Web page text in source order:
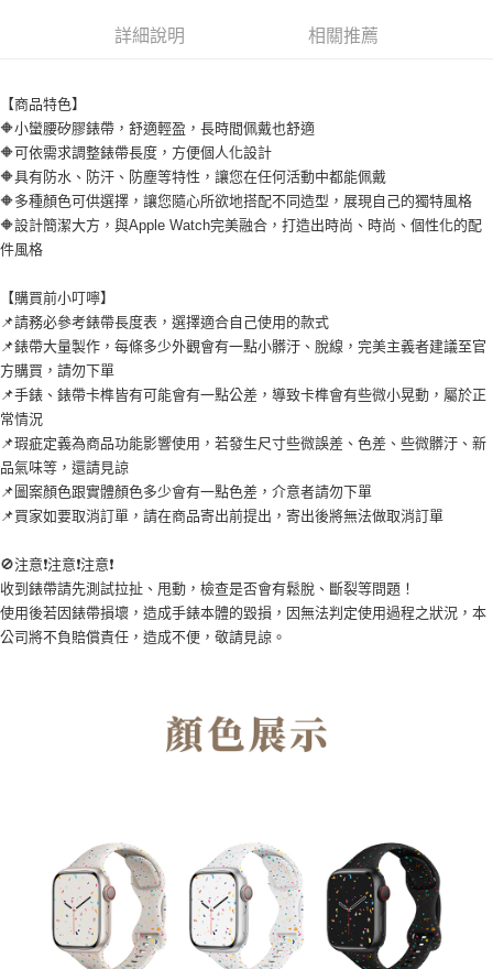
是否繳費成功／繳費後需取消欲退款等相關疑問，請聯繫「AFTEE先享後付
客戶支援中心」https://netprotections.freshdesk.com/support/home
１．透過由恩沛科技股份有限公司提供之「AFTEE先享後付」服務完成之交
易，需依本服務之必要範圍內提供個人資料，並將交易相關給付款項請求債
權轉讓予恩沛科技股份有限公司。
２．關於個人資料處理事宜，請瀏覽以下網址：
https://aftee.tw/terms/#terms3
３．未成年的使用者請事先徵得法定代理人或監護人之同意方可使用
「AFTEE先享後付」，若未經同意申辦者引起之損失，本公司不負相關責
任。
請求用戶進行身份認證。
５．嚴禁一人註冊多個帳號或使用他人資訊註冊。若發現惡意使用之情形，
恩沛科技股份有限公司將有權停止該用戶之使用額度並採取法律行動。
每筆NT$60，滿NT$499(含以上)免運費
每筆NT$80，滿NT$699(含以上)免運費
詳細說明 相關推薦
【商品特色】
🔶小蠻腰矽膠錶帶，舒適輕盈，長時間佩戴也舒適
🔶可依需求調整錶帶長度，方便個人化設計
🔶具有防水、防汗、防塵等特性，讓您在任何活動中都能佩戴
🔶多種顏色可供選擇，讓您隨心所欲地搭配不同造型，展現自己的獨特風格
🔶設計簡潔大方，與Apple Watch完美融合，打造出時尚、時尚、個性化的配
件風格
【購買前小叮嚀】
📌請務必參考錶帶長度表，選擇適合自己使用的款式
📌錶帶大量製作，每條多少外觀會有一點小髒汙、脫線，完美主義者建議至官
方購買，請勿下單
📌手錶、錶帶卡榫皆有可能會有一點公差，導致卡榫會有些微小晃動，屬於正
常情況
📌瑕疵定義為商品功能影響使用，若發生尺寸些微誤差、色差、些微髒汙、新
品氣味等，還請見諒
📌圖案顏色跟實體顏色多少會有一點色差，介意者請勿下單
📌買家如要取消訂單，請在商品寄出前提出，寄出後將無法做取消訂單
🚫注意❗注意❗注意❗
收到錶帶請先測試拉扯、甩動，檢查是否會有鬆脫、斷裂等問題！
使用後若因錶帶損壞，造成手錶本體的毀損，因無法判定使用過程之狀況，本
公司將不負賠償責任，造成不便，敬請見諒。